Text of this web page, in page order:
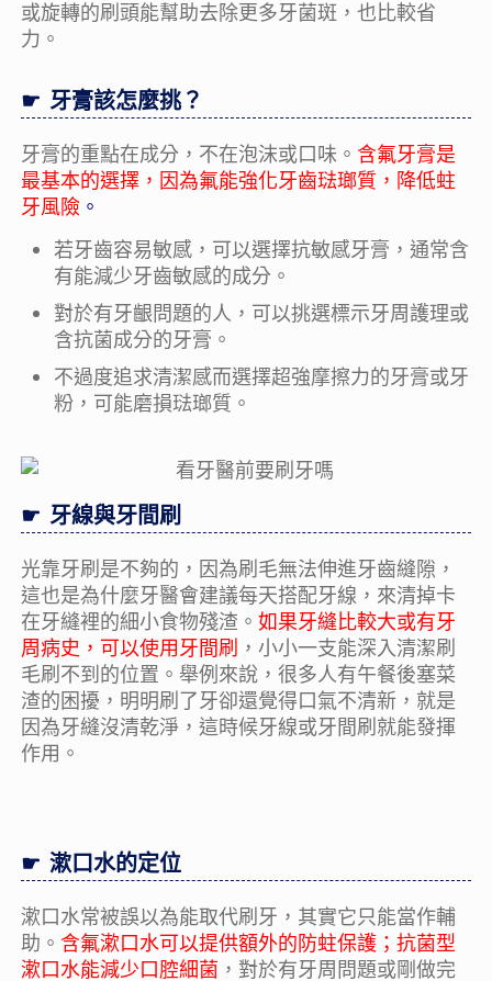
或旋轉的刷頭能幫助去除更多牙菌斑，也比較省
力。
牙膏該怎麼挑？
牙膏的重點在成分，不在泡沫或口味。 含氟牙膏是
最基本的選擇，因為氟能強化牙齒琺瑯質，降低蛀
牙風險 。
若牙齒容易敏感，可以選擇抗敏感牙膏，通常含
有能減少牙齒敏感的成分。
對於有牙齦問題的人，可以挑選標示牙周護理或
含抗菌成分的牙膏。
不過度追求清潔感而選擇超強摩擦力的牙膏或牙
粉，可能磨損琺瑯質。
牙線與牙間刷
光靠牙刷是不夠的，因為刷毛無法伸進牙齒縫隙，
這也是為什麼牙醫會建議每天搭配牙線，來清掉卡
在牙縫裡的細小食物殘渣。如果牙縫比較大或有牙
周病史，可以使用牙間刷 ，小小一支能深入清潔刷
毛刷不到的位置。舉例來說，很多人有午餐後塞菜
渣的困擾，明明刷了牙卻還覺得口氣不清新，就是
因為牙縫沒清乾淨，這時候牙線或牙間刷就能發揮
作用。
漱口水的定位
漱口水常被誤以為能取代刷牙，其實它只能當作輔
助。 含氟漱口水可以提供額外的防蛀保護；抗菌型
漱口水能減少口腔細菌 ，對於有牙周問題或剛做完